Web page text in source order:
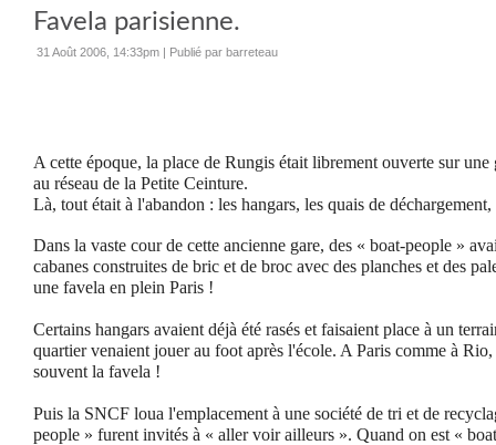
Favela parisienne.
31 Août 2006, 14:33pm | Publié par barreteau
A cette époque, la place de Rungis était librement ouverte sur
au réseau de la Petite Ceinture.
Là, tout était à l'abandon : les hangars, les quais de
Dans la vaste cour de cette ancienne gare, des « boat-people »
cabanes construites de bric et de broc avec des planches et des
une favela en plein Paris !
Certains hangars avaient déjà été rasés et faisaient place à un
quartier venaient jouer au foot après l'école. A Paris comme à
souvent la favela !
Puis la SNCF loua l'emplacement à une société de tri et de
people » furent invités à « aller voir ailleurs ». Quand on est «